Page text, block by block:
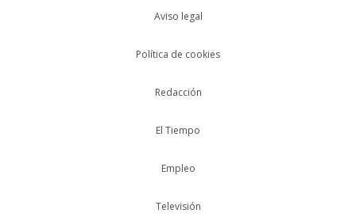
Aviso legal
Política de cookies
Redacción
El Tiempo
Empleo
Televisión